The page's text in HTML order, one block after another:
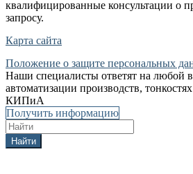
квалифицированные консультации о
запросу.
Карта сайта
Положение о защите персональных
Наши специалисты ответят на любой
автоматизации производств,
КИПиА
Получить информацию
Найти